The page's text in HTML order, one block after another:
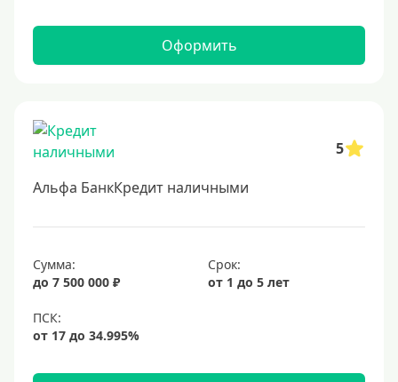
Оформить
5
Альфа БанкКредит наличными
Сумма:
до 7 500 000 ₽
Срок:
от 1 до 5 лет